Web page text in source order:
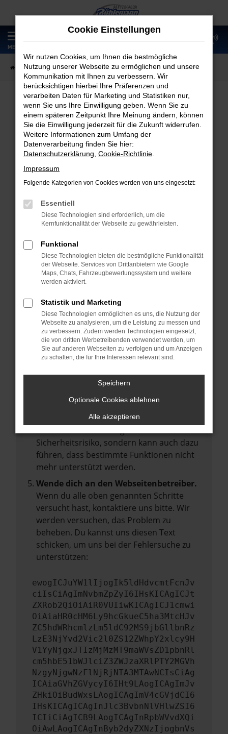
Zum
Hauptinhalt
springen
MENÜ
Startseite Fahrzeugangebote Fahrzeugmarkt
Fahrzeugmarkt
Fehler: Network Error
Beim Laden ist ein Fehler aufgetreten.
Hier sind ein paar Tipps, die dir helfen können:
Überprüfe deine Firewall und deine
Laden andere Webseiten, zum Beispiel
deine Suchmaschine?
Prüfe deine Browsererweiterungen.
Manche Erweiterungen, wie Werbeblocker,
können das Laden bestimmter Seiten
verhindern. Funktioniert die Seite in einem
anderen Browser oder in einem privaten
Fenster?
Starte dein Gerät neu.
vorübergehende Probleme zu beheben.
Betriebssystem auf dem neuesten Stand
Veraltete Software birgt nicht nur ein
Sicherheitsrisiko, sondern kann auch dazu
führen, dass bestimmte Funktionen nicht
mehr unterstützt werden.
Wende dich an den Webseitenbetreiber.
Wenn du alle oben genannten Schritte
versucht hast, kontaktiere uns bitte. Wir
werden versuchen, das Problem zu
beheben. Du kannst uns diesen Text
schicken, um uns bei der Fehlersuche zu
unterstützen:
ewogICJuYW1lIjogIk5ldHdvcmtFcnJv
ciIsCiAgImNvbmZpZyI6IHsKICAgICJt
ZXRob2QiOiAiR0VUIiwKICAgICJ1cmwi
OiAiaHR0cHM6Ly9hcGkueC5ha3MtcHJv
ZC5hdWRhcmlzLm5ldC92MS9jbGllbnRz
LzE3NjYvd2Vic2l0ZS12ZWhpY2xlcy9H
V1YyNjgxJTIzMjMzMT9maWVsZD1pbnRl
cm5hbE51bWJlciZ3ZWJzaXRlPTY2MGVh
NzgyNjgwNzFlNjRjNTA3MTAwNCIsCiAg
ICAiaGVhZGVycyI6IHt9LAogICAgImJv
ZHkiOiBudWxsLAogICAgImV4cGVjdCI6
IHsKICAgICAgInJlc3BvbnNlVHlwZSI6
ICIiCiAgICB9LAogICAgInRpbWVvdXQi
OiAwLAogICAgInByb2dyZXNzIjogbnVs
Cookie Einstellungen
Wir nutzen Cookies, um Ihnen die bestmögliche
Nutzung unserer Webseite zu ermöglichen und unsere
Kommunikation mit Ihnen zu verbessern. Wir
berücksichtigen hierbei Ihre Präferenzen und
verarbeiten Daten für Marketing und Statistiken nur,
wenn Sie uns Ihre Einwilligung geben. Wenn Sie zu
einem späteren Zeitpunkt Ihre Meinung ändern, können
Sie die Einwilligung jederzeit für die Zukunft widerrufen.
Weitere Informationen zum Umfang der
Datenverarbeitung finden Sie hier:
Datenschutzerklärung Cookie-Richtlinie
Impressum
Folgende Kategorien von Cookies werden von uns eingesetzt:
Essentiell
Diese Technologien sind erforderlich, um die
Kernfunktionalität der Webseite zu gewährleisten.
Funktional
Diese Technologien bieten die bestmögliche Funktionalität
der Webseite. Services von Drittanbietern wie Google
Maps, Chats, Fahrzeugbewertungssystem und weitere
werden aktiviert.
Statistik und Marketing
Diese Technologien ermöglichen es uns, die Nutzung der
Webseite zu analysieren, um die Leistung zu messen und
zu verbessern. Zudem werden Technologien eingesetzt,
die von dritten Werbetreibenden verwendet werden, um
Sie auf anderen Webseiten zu verfolgen und um Anzeigen
zu schalten, die für Ihre Interessen relevant sind.
Speichern
Optionale Cookies ablehnen
Alle akzeptieren